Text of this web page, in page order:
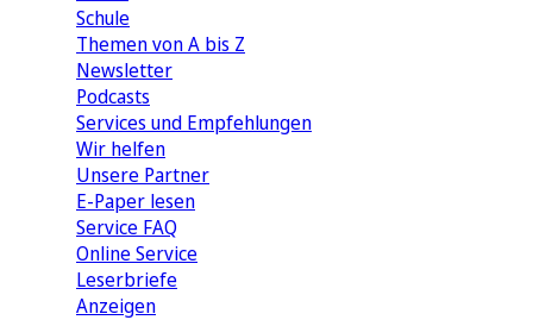
Schule
Themen von A bis Z
Newsletter
Podcasts
Services und Empfehlungen
Wir helfen
Unsere Partner
E-Paper lesen
Service FAQ
Online Service
Leserbriefe
Anzeigen